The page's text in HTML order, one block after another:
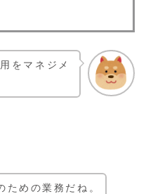
をマネジメ
ための業務だね。